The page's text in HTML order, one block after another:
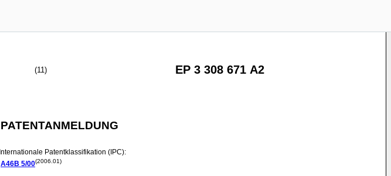
(11) EP 3 308 671 A2
Internationale Patentklassifikation (IPC):
A46B 5/00(2006.01)